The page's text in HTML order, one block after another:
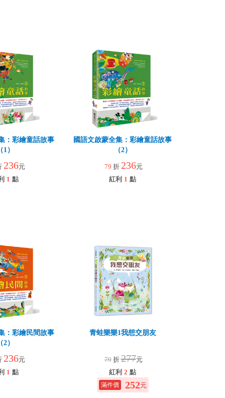
：彩繪童話故事
（1）
236元
1 點
國語文啟蒙全集：彩繪童話故事
（2）
79 折 236元
紅利 1 點
：彩繪民間故事
（2）
236元
1 點
青蛙樂樂1我想交朋友
79 折277元
紅利 2 點
252元